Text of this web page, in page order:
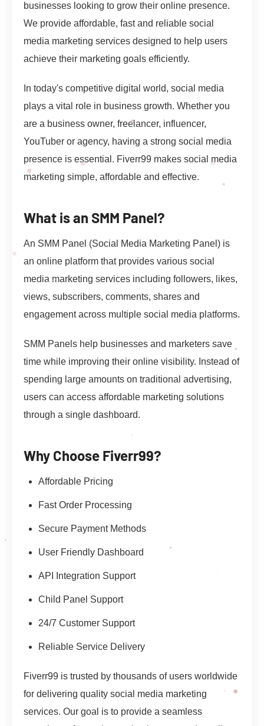
businesses looking to grow their online presence.
We provide affordable, fast and reliable social
media marketing services designed to help users
achieve their marketing goals efficiently.
In today's competitive digital world, social media
plays a vital role in business growth. Whether you
are a business owner, freelancer, influencer,
YouTuber or agency, having a strong social media
presence is essential. Fiverr99 makes social media
marketing simple, affordable and effective.
What is an SMM Panel?
An SMM Panel (Social Media Marketing Panel) is
an online platform that provides various social
media marketing services including followers, likes,
views, subscribers, comments, shares and
engagement across multiple social media platforms.
SMM Panels help businesses and marketers save
time while improving their online visibility. Instead of
spending large amounts on traditional advertising,
users can access affordable marketing solutions
through a single dashboard.
Why Choose Fiverr99?
Affordable Pricing
Fast Order Processing
Secure Payment Methods
User Friendly Dashboard
API Integration Support
Child Panel Support
24/7 Customer Support
Reliable Service Delivery
Fiverr99 is trusted by thousands of users worldwide
for delivering quality social media marketing
services. Our goal is to provide a seamless